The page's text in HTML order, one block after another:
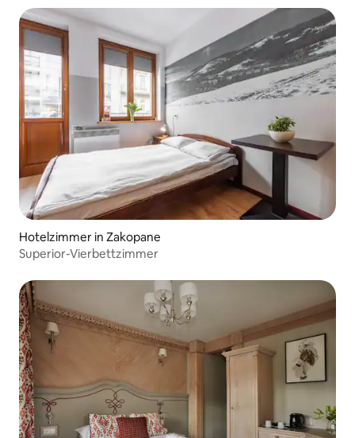
Hotelzimmer in Zakopane
Superior-Vierbettzimmer